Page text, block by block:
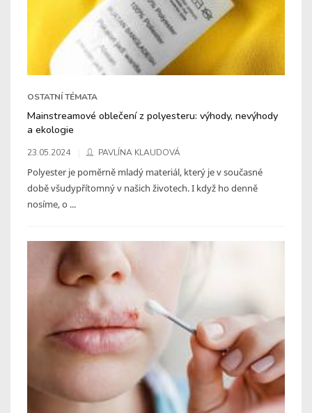
OSTATNÍ TÉMATA
Mainstreamové oblečení z polyesteru: výhody, nevýhody
a ekologie
23.05.2024 PAVLÍNA KLAUDOVÁ
Polyester je poměrně mladý materiál, který je v současné
době všudypřítomný v našich životech. I když ho denně
nosíme, o ...